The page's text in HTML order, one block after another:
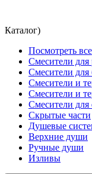
Каталог)
Посмотреть все
Смесители для
Смесители для
Смесители и
Смесители и
Смесители для
Скрытые части
Душевые
Верхние души
Ручные души
Изливы